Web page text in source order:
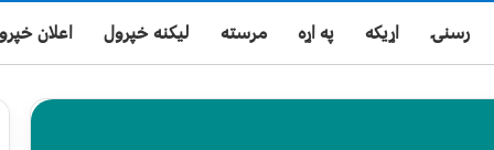
رسنۍ اړیکه په اړه مرسته لیکنه خپرول اعلان